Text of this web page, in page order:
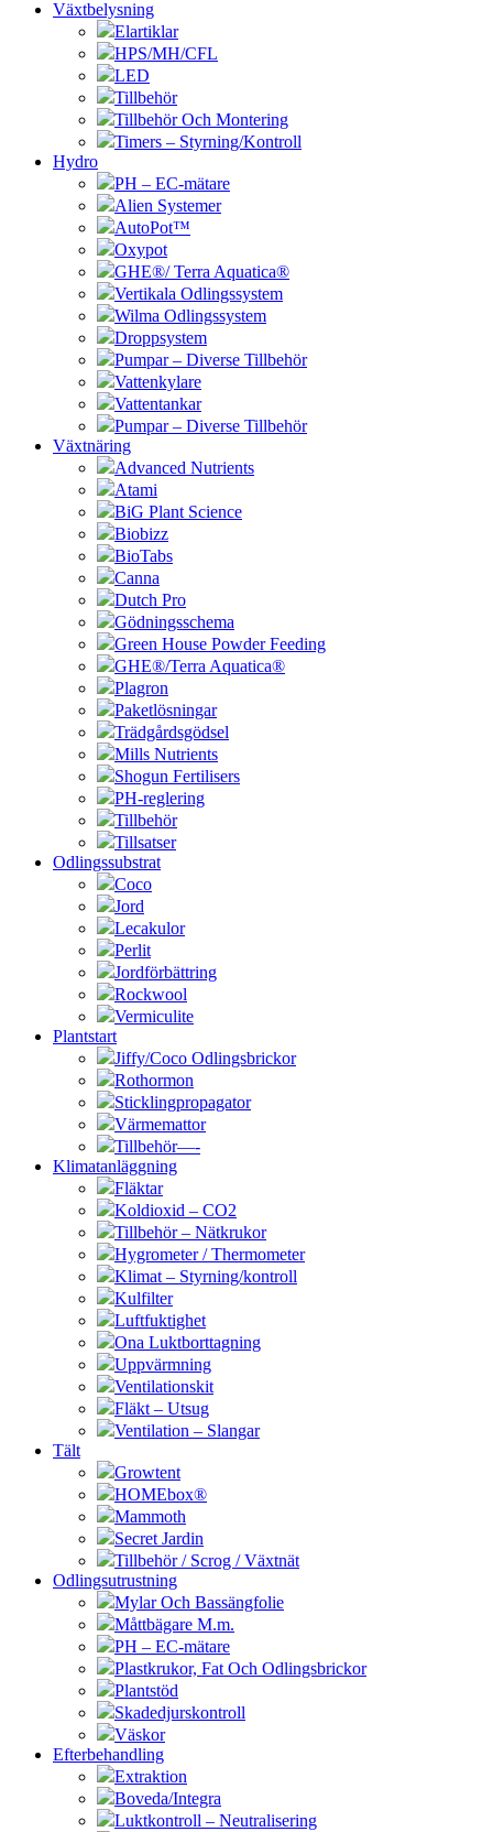
Växtbelysning
Elartiklar
HPS/MH/CFL
LED
Tillbehör
Tillbehör Och Montering
Timers – Styrning/Kontroll
Hydro
PH – EC-mätare
Alien Systemer
AutoPot™
Oxypot
GHE®/ Terra Aquatica®
Vertikala Odlingssystem
Wilma Odlingssystem
Droppsystem
Pumpar – Diverse Tillbehör
Vattenkylare
Vattentankar
Pumpar – Diverse Tillbehör
Växtnäring
Advanced Nutrients
Atami
BiG Plant Science
Biobizz
BioTabs
Canna
Dutch Pro
Gödningsschema
Green House Powder Feeding
GHE®/Terra Aquatica®
Plagron
Paketlösningar
Trädgårdsgödsel
Mills Nutrients
Shogun Fertilisers
PH-reglering
Tillbehör
Tillsatser
Odlingssubstrat
Coco
Jord
Lecakulor
Perlit
Jordförbättring
Rockwool
Vermiculite
Plantstart
Jiffy/Coco Odlingsbrickor
Rothormon
Sticklingpropagator
Värmemattor
Tillbehör—-
Klimatanläggning
Fläktar
Koldioxid – CO2
Tillbehör – Nätkrukor
Hygrometer / Thermometer
Klimat – Styrning/kontroll
Kulfilter
Luftfuktighet
Ona Luktborttagning
Uppvärmning
Ventilationskit
Fläkt – Utsug
Ventilation – Slangar
Tält
Growtent
HOMEbox®
Mammoth
Secret Jardin
Tillbehör / Scrog / Växtnät
Odlingsutrustning
Mylar Och Bassängfolie
Måttbägare M.m.
PH – EC-mätare
Plastkrukor, Fat Och Odlingsbrickor
Plantstöd
Skadedjurskontroll
Väskor
Efterbehandling
Extraktion
Boveda/Integra
Luktkontroll – Neutralisering